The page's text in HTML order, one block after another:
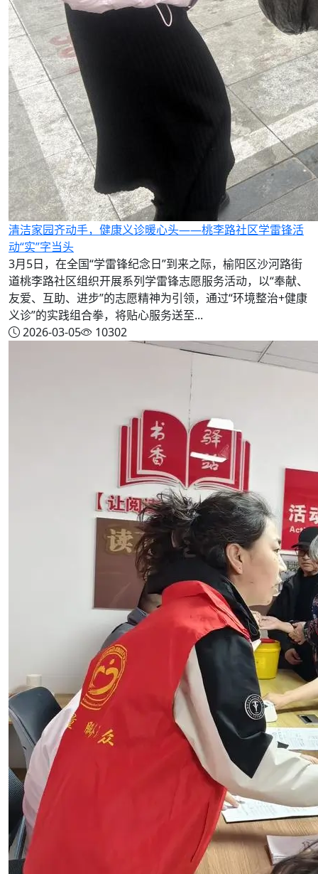
清洁家园齐动手，健康义诊暖心头——桃李路社区学雷锋活
动“实”字当头
3月5日，在全国“学雷锋纪念日”到来之际，榆阳区沙河路街
道桃李路社区组织开展系列学雷锋志愿服务活动，以“奉献、
友爱、互助、进步”的志愿精神为引领，通过“环境整治+健康
义诊”的实践组合拳，将贴心服务送至...
2026-03-05
10302